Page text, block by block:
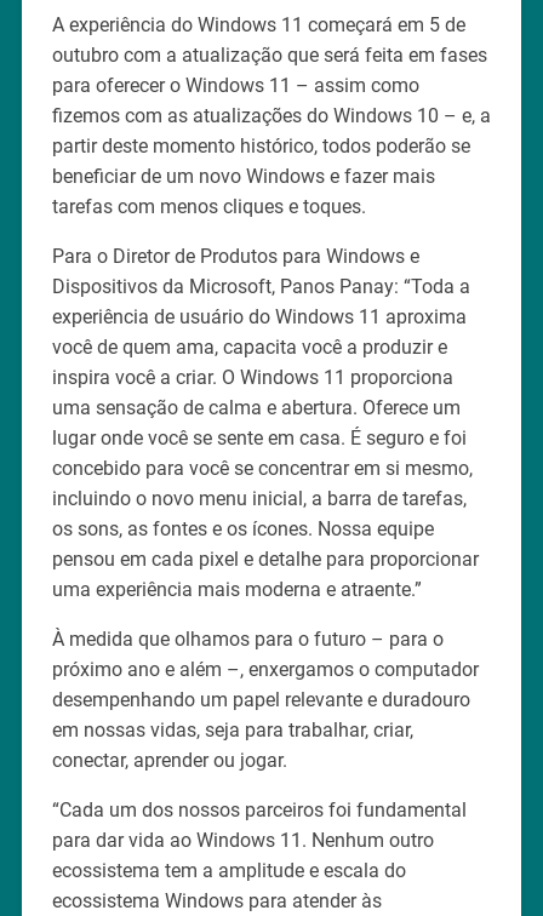
A experiência do Windows 11 começará em 5 de
outubro com a atualização que será feita em fases
para oferecer o Windows 11 – assim como
fizemos com as atualizações do Windows 10 – e, a
partir deste momento histórico, todos poderão se
beneficiar de um novo Windows e fazer mais
tarefas com menos cliques e toques.
Para o Diretor de Produtos para Windows e
Dispositivos da Microsoft, Panos Panay: “Toda a
experiência de usuário do Windows 11 aproxima
você de quem ama, capacita você a produzir e
inspira você a criar. O Windows 11 proporciona
uma sensação de calma e abertura. Oferece um
lugar onde você se sente em casa. É seguro e foi
concebido para você se concentrar em si mesmo,
incluindo o novo menu inicial, a barra de tarefas,
os sons, as fontes e os ícones. Nossa equipe
pensou em cada pixel e detalhe para proporcionar
uma experiência mais moderna e atraente.”
À medida que olhamos para o futuro – para o
próximo ano e além –, enxergamos o computador
desempenhando um papel relevante e duradouro
em nossas vidas, seja para trabalhar, criar,
conectar, aprender ou jogar.
“Cada um dos nossos parceiros foi fundamental
para dar vida ao Windows 11. Nenhum outro
ecossistema tem a amplitude e escala do
ecossistema Windows para atender às